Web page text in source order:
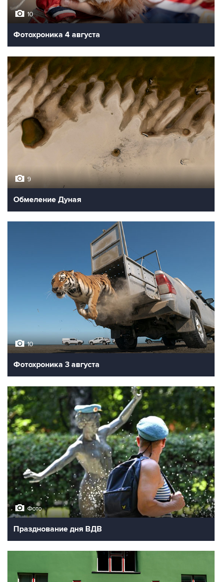
10
Фотохроника 4 августа
9
Обмеление Дуная
10
Фотохроника 3 августа
Фото
Празднование дня ВДВ